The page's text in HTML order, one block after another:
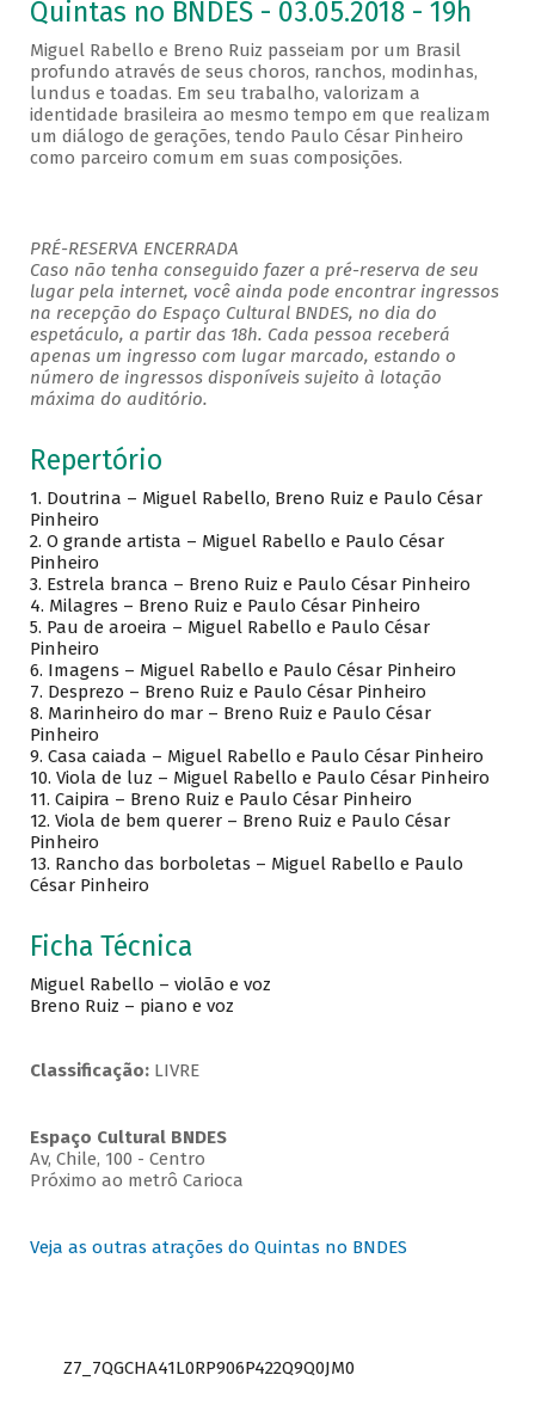
Quintas no BNDES - 03.05.2018 - 19h
Miguel Rabello e Breno Ruiz passeiam por um Brasil
profundo através de seus choros, ranchos, modinhas,
lundus e toadas. Em seu trabalho, valorizam a
identidade brasileira ao mesmo tempo em que realizam
um diálogo de gerações, tendo Paulo César Pinheiro
como parceiro comum em suas composições.
PRÉ-RESERVA ENCERRADA
Caso não tenha conseguido fazer a pré-reserva de seu
lugar pela internet, você ainda pode encontrar ingressos
na recepção do Espaço Cultural BNDES, no dia do
espetáculo, a partir das 18h. Cada pessoa receberá
apenas um ingresso com lugar marcado, estando o
número de ingressos disponíveis sujeito à lotação
máxima do auditório.
Repertório
1. Doutrina – Miguel Rabello, Breno Ruiz e Paulo César
Pinheiro
2. O grande artista – Miguel Rabello e Paulo César
Pinheiro
3. Estrela branca – Breno Ruiz e Paulo César Pinheiro
4. Milagres – Breno Ruiz e Paulo César Pinheiro
5. Pau de aroeira – Miguel Rabello e Paulo César
Pinheiro
6. Imagens – Miguel Rabello e Paulo César Pinheiro
7. Desprezo – Breno Ruiz e Paulo César Pinheiro
8. Marinheiro do mar – Breno Ruiz e Paulo César
Pinheiro
9. Casa caiada – Miguel Rabello e Paulo César Pinheiro
10. Viola de luz – Miguel Rabello e Paulo César Pinheiro
11. Caipira – Breno Ruiz e Paulo César Pinheiro
12. Viola de bem querer – Breno Ruiz e Paulo César
Pinheiro
13. Rancho das borboletas – Miguel Rabello e Paulo
César Pinheiro
Ficha Técnica
Miguel Rabello – violão e voz
Breno Ruiz – piano e voz
Classificação: LIVRE
Espaço Cultural BNDES
Av, Chile, 100 - Centro
Próximo ao metrô Carioca
Veja as outras atrações do Quintas no BNDES
Z7_7QGCHA41L0RP906P422Q9Q0JM0